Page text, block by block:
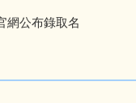
網公布錄取名